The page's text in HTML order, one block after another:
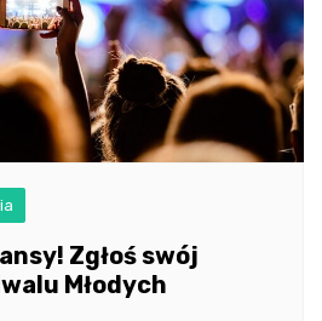
Zgłoś swój
Młodych